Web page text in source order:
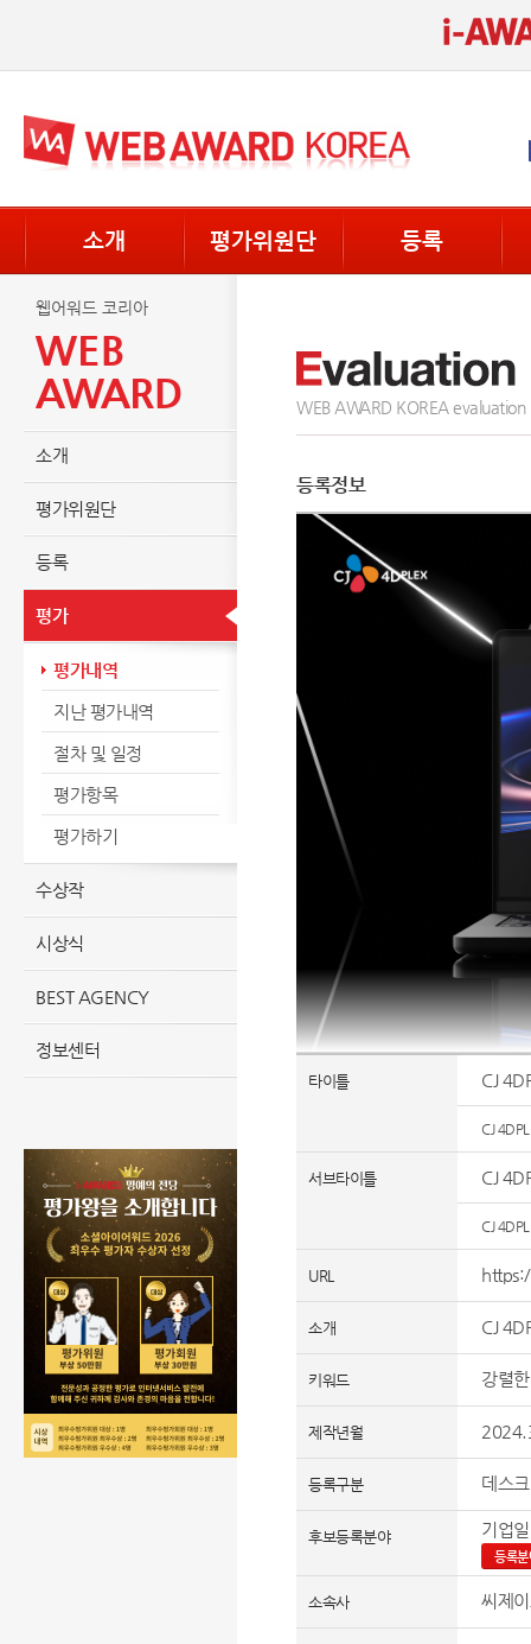
소개 평가위원단 등록
WEB AWARD KOREA evaluation
등록정보
타이틀 CJ
CJ
서브타이틀 CJ
CJ
URL
소개 CJ
키워드 강렬
제작년월
등록구분 데스
후보등록분야 기업
등록분
소속사 씨제
웹어워드 코리아
WEB
AWARD
소개
평가위원단
등록
평가
평가내역
지난 평가내역
절차 및 일정
평가항목
평가하기
수상작
시상식
BEST AGENCY
정보센터